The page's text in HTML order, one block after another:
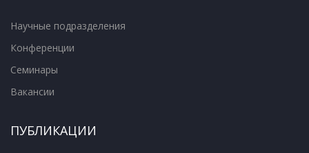
Научные подразделения
Конференции
Семинары
Вакансии
ПУБЛИКАЦИИ